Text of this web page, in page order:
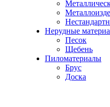
Нерудные
Песок
Щебень
Пиломатериалы
Брус
Доска